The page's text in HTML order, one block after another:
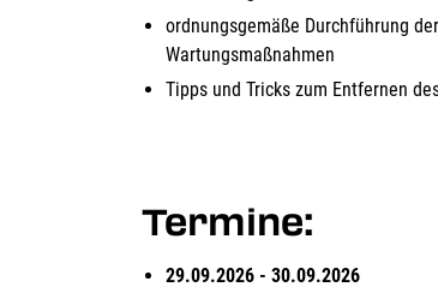
ordnungsgemäße Durchführung
Wartungsmaßnahmen
Tipps und Tricks zum Entfernen
Termine:
29.09.2026 - 30.09.2026